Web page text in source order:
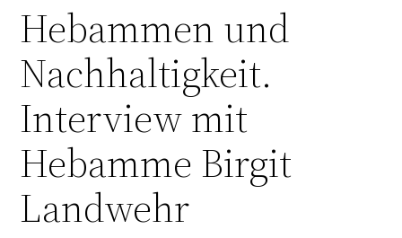
Hebammen und
Nachhaltigkeit.
Interview mit
Hebamme Birgit
Landwehr